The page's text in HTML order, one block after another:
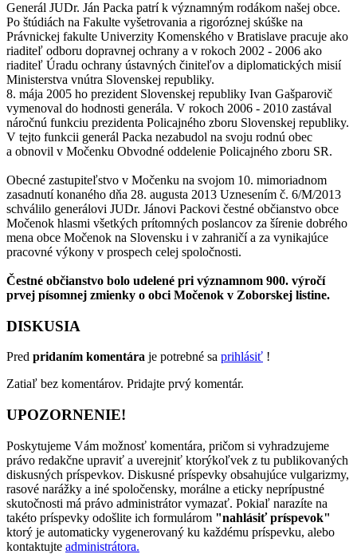
Generál JUDr. Ján Packa patrí k významným rodákom našej obce.
Po štúdiách na Fakulte vyšetrovania a rigoróznej skúške na
Právnickej fakulte Univerzity Komenského v Bratislave pracuje ako
riaditeľ odboru dopravnej ochrany a v rokoch 2002 - 2006 ako
riaditeľ Úradu ochrany ústavných činiteľov a diplomatických misií
Ministerstva vnútra Slovenskej republiky.
8. mája 2005 ho prezident Slovenskej republiky Ivan Gašparovič
vymenoval do hodnosti generála. V rokoch 2006 - 2010 zastával
náročnú funkciu prezidenta Policajného zboru Slovenskej republiky.
V tejto funkcii generál Packa nezabudol na svoju rodnú obec
a obnovil v Močenku Obvodné oddelenie Policajného zboru SR.
Obecné zastupiteľstvo v Močenku na svojom 10. mimoriadnom
zasadnutí konaného dňa 28. augusta 2013 Uznesením č. 6/M/2013
schválilo generálovi JUDr. Jánovi Packovi čestné občianstvo obce
Močenok hlasmi všetkých prítomných poslancov za šírenie dobrého
mena obce Močenok na Slovensku i v zahraničí a za vynikajúce
pracovné výkony v prospech celej spoločnosti.
Čestné občianstvo bolo udelené pri významnom 900. výročí
prvej písomnej zmienky o obci Močenok v Zoborskej listine.
DISKUSIA
Pred pridaním komentára je potrebné sa prihlásiť !
Zatiaľ bez komentárov. Pridajte prvý komentár.
UPOZORNENIE!
Poskytujeme Vám možnosť komentára, pričom si vyhradzujeme
právo redakčne upraviť a uverejniť ktorýkoľvek z tu publikovaných
diskusných príspevkov. Diskusné príspevky obsahujúce vulgarizmy,
rasové narážky a iné spoločensky, morálne a eticky neprípustné
skutočnosti má právo administrátor vymazať. Pokiaľ narazíte na
takéto príspevky odošlite ich formulárom "nahlásiť príspevok"
ktorý je automaticky vygenerovaný ku každému príspevku, alebo
kontaktujte administrátora.